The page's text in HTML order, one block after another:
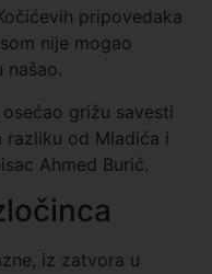
pripovedaka
nije mogao
našao.
osećao grižu savesti
od Mladića i
Ahmed Burić.
iz zatvora u